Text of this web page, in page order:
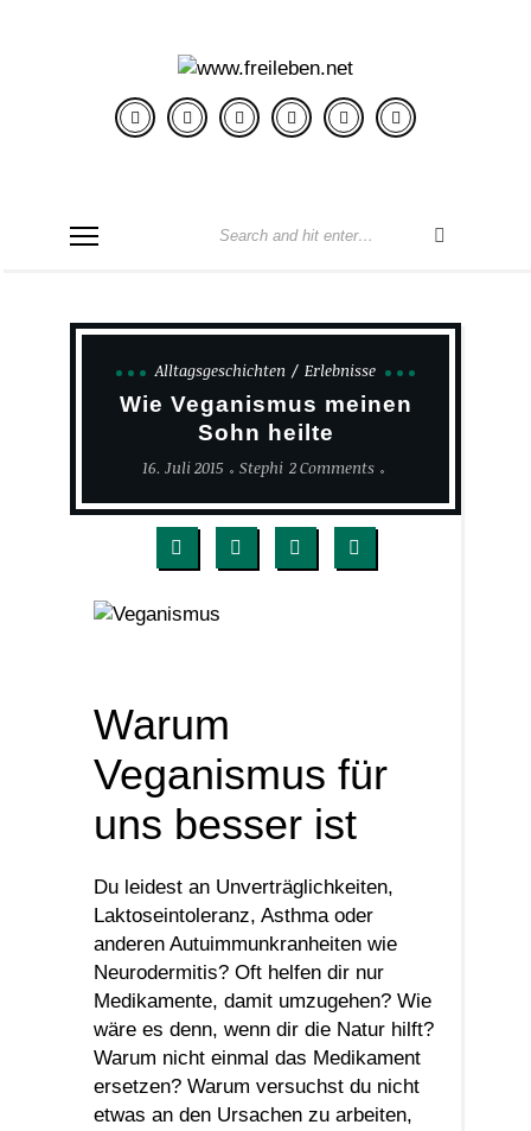
Alltagsgeschichten Erlebnisse
Wie Veganismus meinen
Sohn heilte
16. Juli 2015 Stephi 2 Comments
Warum
Veganismus für
uns besser ist
Du leidest an Unverträglichkeiten,
Laktoseintoleranz, Asthma oder
anderen Autuimmunkranheiten wie
Neurodermitis? Oft helfen dir nur
Medikamente, damit umzugehen? Wie
wäre es denn, wenn dir die Natur hilft?
Warum nicht einmal das Medikament
ersetzen? Warum versuchst du nicht
etwas an den Ursachen zu arbeiten,